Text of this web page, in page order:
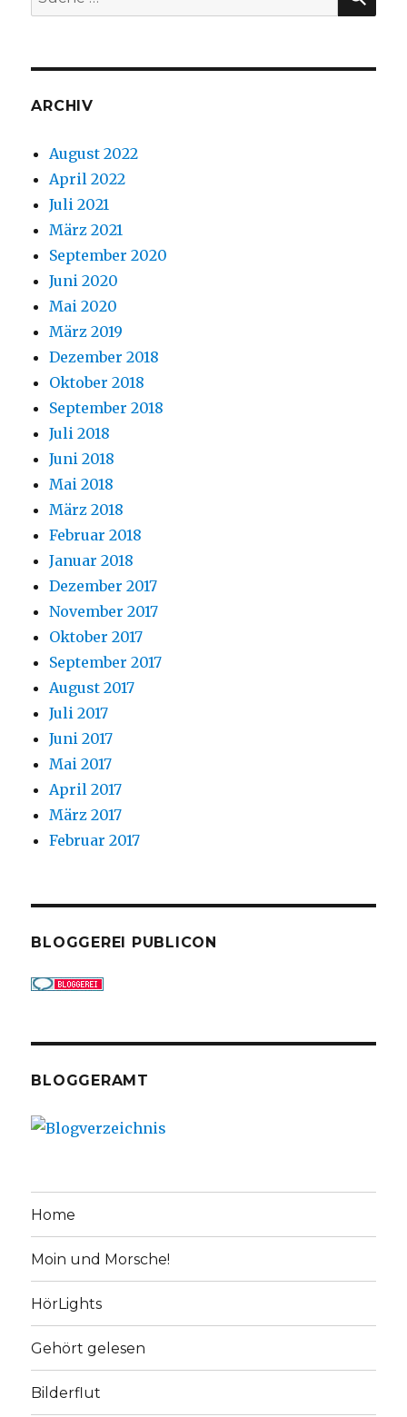
nach:
ARCHIV
August 2022
April 2022
Juli 2021
März 2021
September 2020
Juni 2020
Mai 2020
März 2019
Dezember 2018
Oktober 2018
September 2018
Juli 2018
Juni 2018
Mai 2018
März 2018
Februar 2018
Januar 2018
Dezember 2017
November 2017
Oktober 2017
September 2017
August 2017
Juli 2017
Juni 2017
Mai 2017
April 2017
März 2017
Februar 2017
BLOGGEREI PUBLICON
BLOGGERAMT
Home
Moin und Morsche!
HörLights
Gehört gelesen
Bilderflut